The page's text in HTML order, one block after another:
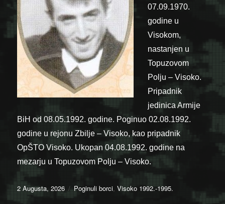
07.09.1970.
godine u
Visokom,
nastanjen u
Topuzovom
Polju – Visoko.
Pripadnik
jedinica Armije
BiH od 08.05.1992. godine. Poginuo 02.08.1992.
godine u rejonu Zbilje – Visoko, kao pripadnik
OpŠTO Visoko. Ukopan 04.08.1992. godine na
mezarju u Topuzovom Polju – Visoko.
Posted
2 Augusta, 2026 Categories
Poginuli borci,Visoko 1992.-1995.